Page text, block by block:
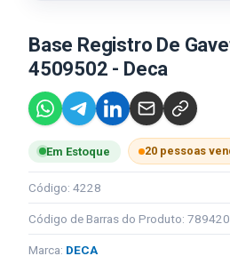
Base Registro De
4509502 - Deca
Em Estoque 20 pessoas
Código: 4228
Código de Barras do Produto:
Marca: DECA